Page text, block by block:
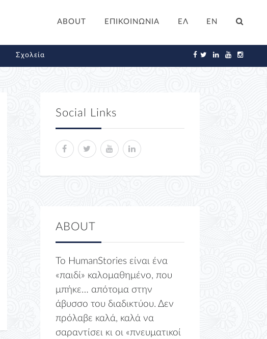
ABOUT ΕΠΙΚΟΙΝΩΝΙΑ ΕΛ EN
Σχολεία
Social Links
ABOUT
Το HumanStories είναι ένα
«παιδί» καλομαθημένο, που
μπήκε… απότομα στην
άβυσσο του διαδικτύου. Δεν
πρόλαβε καλά, καλά να
σαραντίσει κι οι «πνευματικοί